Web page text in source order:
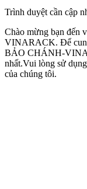
Trình duyệt cần cập
Chào mừng bạn
VINARACK. Để
BẢO CHÁNH-
nhất.Vui lòng sử
của chúng tôi.